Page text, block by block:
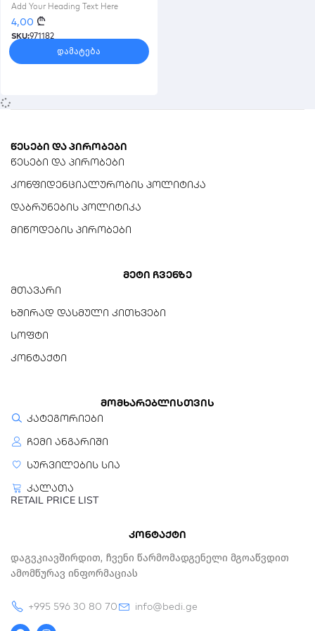
20pcs 21700 Battery
Holder Bracket 3×4 Plastic
Cell
Add Your Heading Text Here
4,00 ₾
SKU:971182
დამატება
წესები და პირობები
წესები და პირობები
კონფიდენციალურობის პოლიტიკა
დაბრუნების პოლიტიკა
მიწოდების პირობები
მეტი ჩვენზე
მთავარი
ხშირად დასმული კითხვები
სოფტი
კონტაქტი
მომხარებლისთვის
კატეგორიები
ჩემი ანგარიში
სურვილების სია
კალათა
RETAIL PRICE LIST
კონტაქტი
Დაგვკიავშირდით, Ჩვენი Წარმომადგენელი Მგოაწვდით
Ამომწურავ Ინფორმაციას
+995 596 30 80 70
info@bedi.ge
a n